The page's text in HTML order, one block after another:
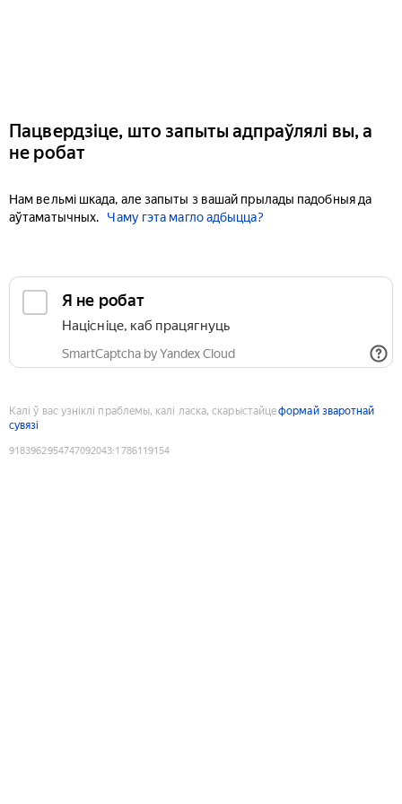
Пацвердзіце, што запыты адпраўлялі вы, а
не робат
Нам вельмі шкада, але запыты з вашай прылады падобныя да
аўтаматычных.
Чаму гэта магло адбыцца?
Я не робат
Націсніце, каб працягнуць
SmartCaptcha by Yandex Cloud
Калі ў вас узніклі праблемы, калі ласка, скарыстайцеформай зваротнай
сувязі
9183962954747092043:1786119154